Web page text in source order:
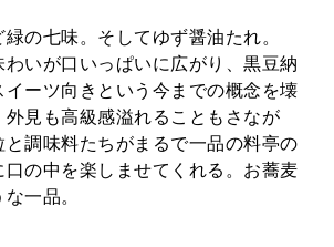
の七味。そしてゆず醤油たれ。
わいが口いっぱいに広がり、黒豆納
イーツ向きという今までの概念を壊
外見も高級感溢れることもさなが
と調味料たちがまるで一品の料亭の
の中を楽しませてくれる。お蕎麦
一品。